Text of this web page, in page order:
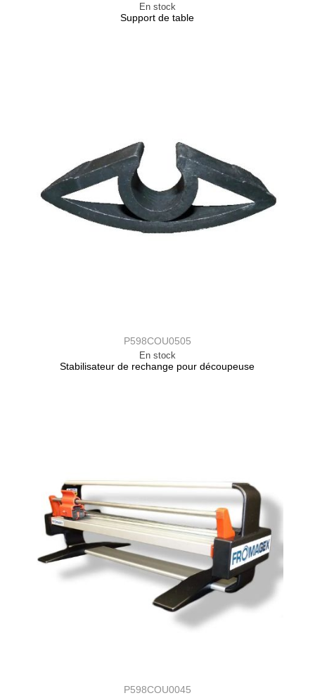
En stock
Support de table
P598COU0505
En stock
Stabilisateur de rechange pour découpeuse
P598COU0045